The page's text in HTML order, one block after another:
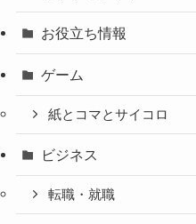
お役立ち情報
ゲーム
紙とコマとサイコロ
ビジネス
転職・就職